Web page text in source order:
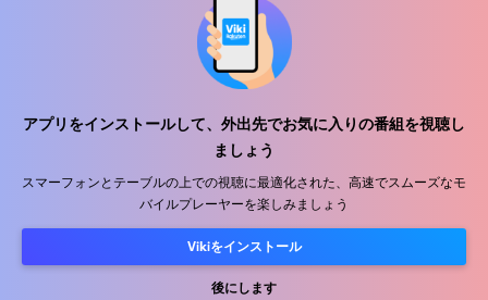
アプリをインストールして、外出先でお気に入りの番組を視聴し
ましょう
スマーフォンとテーブルの上での視聴に最適化された、高速でスムーズなモ
バイルプレーヤーを楽しみましょう
Vikiをインストール
後にします
利用規約
プライバシーポリシー